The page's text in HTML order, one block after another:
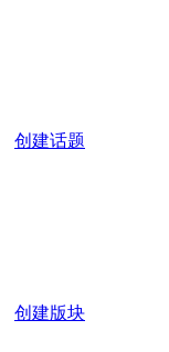
创建话题
创建版块